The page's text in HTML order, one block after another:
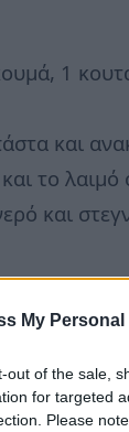
My
out of the sale,
for targeted
Please
1
και
το
και